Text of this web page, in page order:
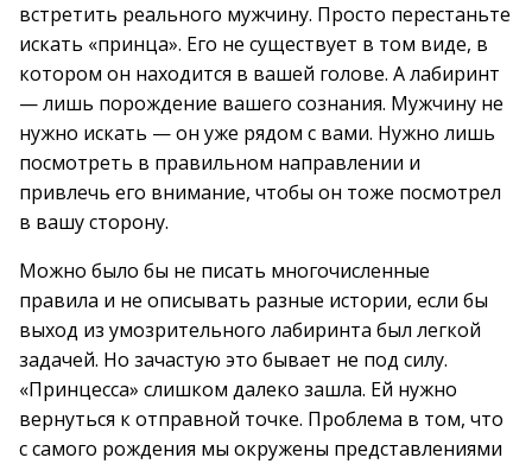
встретить реального мужчину. Просто перестаньте
искать «принца». Его не существует в том виде, в
котором он находится в вашей голове. А лабиринт
— лишь порождение вашего сознания. Мужчину не
нужно искать — он уже рядом с вами. Нужно лишь
посмотреть в правильном направлении и
привлечь его внимание, чтобы он тоже посмотрел
в вашу сторону.
Можно было бы не писать многочисленные
правила и не описывать разные истории, если бы
выход из умозрительного лабиринта был легкой
задачей. Но зачастую это бывает не под силу.
«Принцесса» слишком далеко зашла. Ей нужно
вернуться к отправной точке. Проблема в том, что
с самого рождения мы окружены представлениями